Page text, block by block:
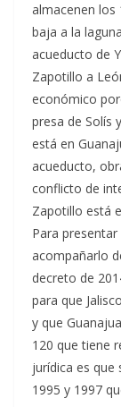
almacenen los
baja a la
acueducto de
Zapotillo a
económico
presa de Solís
está en
acueducto,
conflicto de
Zapotillo está
Para
acompañarlo
decreto de
para que
y que
120 que tiene
jurídica es
1995 y 1997